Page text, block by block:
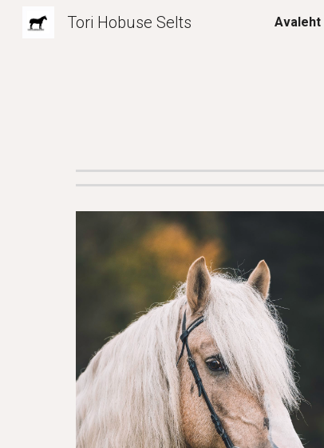
Tori Hobuse Selts Avaleht